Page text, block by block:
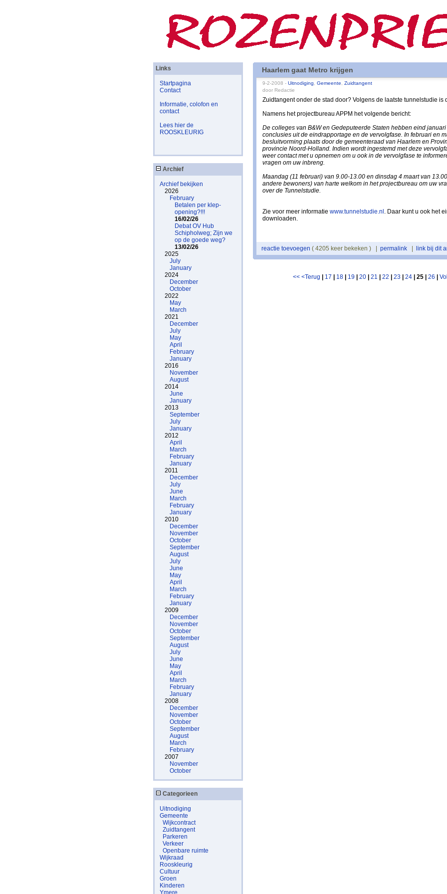
Links
Startpagina
Contact
Informatie, colofon en
contact
Lees hier de
ROOSKLEURIG
Archief
Archief bekijken
2026
February
Betalen per klep-
opening?!!!
16/02/26
Debat OV Hub
Schipholweg; Zijn we
op de goede weg?
13/02/26
2025
July
January
2024
December
October
2022
May
March
2021
December
July
May
April
February
January
2016
November
August
2014
June
January
2013
September
July
January
2012
April
March
February
January
2011
December
July
June
March
February
January
2010
December
November
October
September
August
July
June
May
April
March
February
January
2009
December
November
October
September
August
July
June
May
April
March
February
January
2008
December
November
October
September
August
March
February
2007
November
October
Categorieen
Uitnodiging
Gemeente
Wijkcontract
Zuidtangent
Parkeren
Verkeer
Openbare ruimte
Wijkraad
Rooskleurig
Cultuur
Groen
Kinderen
Ymere
Haarlem gaat Metro krijgen
9-2-2008 - Uitnodiging Gemeente
Zuidtangent
door Redactie
Zuidtangent onder de stad door? Volgens de laatste tunnelstudie is
Namens het projectbureau APPM het volgende bericht:
De colleges van B&W en Gedeputeerde Staten hebben eind
conclusies uit de eindrapportage en de vervolgfase. In februari en
besluitvorming plaats door de gemeenteraad van Haarlem en
provincie Noord-Holland. Indien wordt ingestemd met deze
weer contact met u opnemen om u ook in de vervolgfase te
vragen om uw inbreng.
Maandag (11 februari) van 9.00-13.00 en dinsdag 4 maart van
andere bewoners) van harte welkom in het projectbureau om uw
over de Tunnelstudie.
Zie voor meer informatie www.tunnelstudie.nl . Daar kunt u ook het
downloaden.
reactie toevoegen ( 4205 keer bekeken ) | permalink link bij dit
<< <Terug 17 18 19 20 21 22 23 24 | 25 | 26